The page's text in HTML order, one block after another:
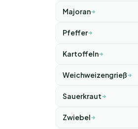
Majoran
Pfeffer
Kartoffeln
Weichweizengrieß
Sauerkraut
Zwiebel